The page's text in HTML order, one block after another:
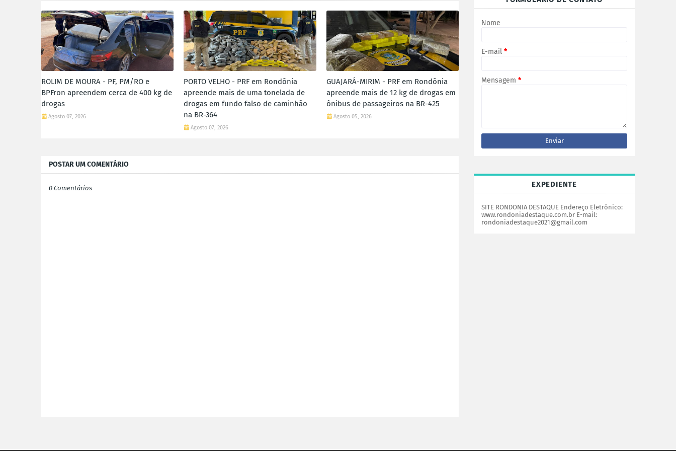
ROLIM DE MOURA - PF, PM/RO e
BPFron apreendem cerca de 400 kg de
drogas
Agosto 07, 2026
PORTO VELHO - PRF em Rondônia
apreende mais de uma tonelada de
drogas em fundo falso de caminhão
na BR-364
Agosto 07, 2026
GUAJARÁ-MIRIM - PRF em Rondônia
apreende mais de 12 kg de drogas em
ônibus de passageiros na BR-425
Agosto 05, 2026
POSTAR UM COMENTÁRIO
0 Comentários
Nome
E-mail *
Mensagem *
EXPEDIENTE
SITE RONDONIA DESTAQUE Endereço Eletrônico:
www.rondoniadestaque.com.br E-mail:
rondoniadestaque2021@gmail.com